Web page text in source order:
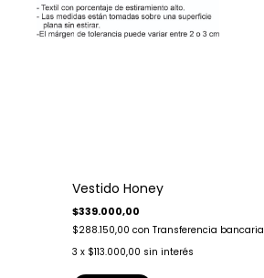
Vestido Honey
$339.000,00
$288.150,00 con Transferencia bancaria
3 x $113.000,00 sin interés